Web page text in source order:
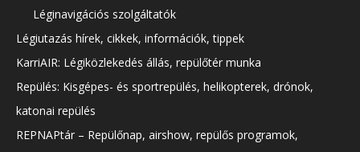
Léginavigációs szolgáltatók
Légiutazás hírek, cikkek, információk, tippek
KarriAIR: Légiközlekedés állás, repülőtér munka
Repülés: Kisgépes- és sportrepülés, helikopterek, drónok,
katonai repülés
REPNAPtár – Repülőnap, airshow, repülős programok,